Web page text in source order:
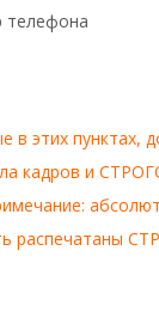
телефона
в этих пунктах,
кадров и
распечатаны